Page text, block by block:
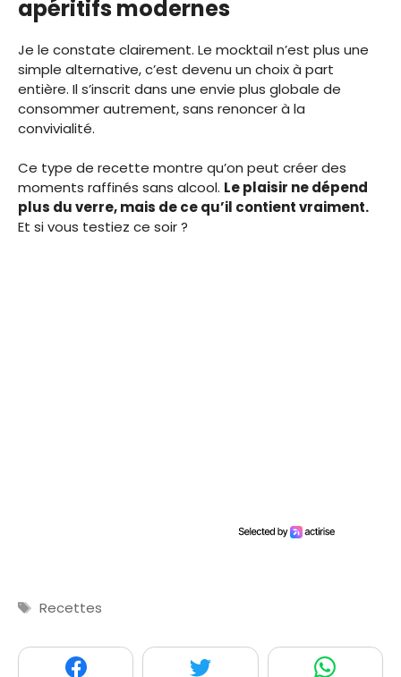
apéritifs modernes
Je le constate clairement. Le mocktail n’est plus une
simple alternative, c’est devenu un choix à part
entière. Il s’inscrit dans une envie plus globale de
consommer autrement, sans renoncer à la
convivialité.
Ce type de recette montre qu’on peut créer des
moments raffinés sans alcool. Le plaisir ne dépend
plus du verre, mais de ce qu’il contient vraiment.
Et si vous testiez ce soir ?
Étiquettes
Recettes